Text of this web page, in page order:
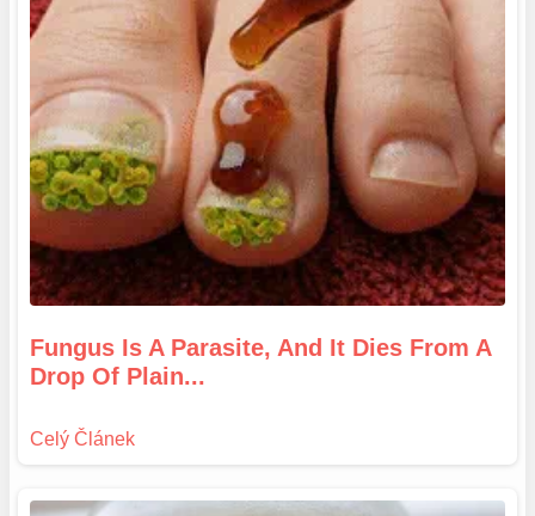
Fungus Is A Parasite, And It Dies From A
Drop Of Plain...